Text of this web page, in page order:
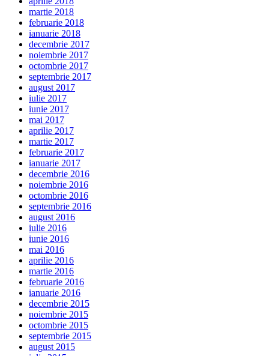
martie 2018
februarie 2018
ianuarie 2018
decembrie 2017
noiembrie 2017
octombrie 2017
septembrie 2017
august 2017
iulie 2017
iunie 2017
mai 2017
aprilie 2017
martie 2017
februarie 2017
ianuarie 2017
decembrie 2016
noiembrie 2016
octombrie 2016
septembrie 2016
august 2016
iulie 2016
iunie 2016
mai 2016
aprilie 2016
martie 2016
februarie 2016
ianuarie 2016
decembrie 2015
noiembrie 2015
octombrie 2015
septembrie 2015
august 2015